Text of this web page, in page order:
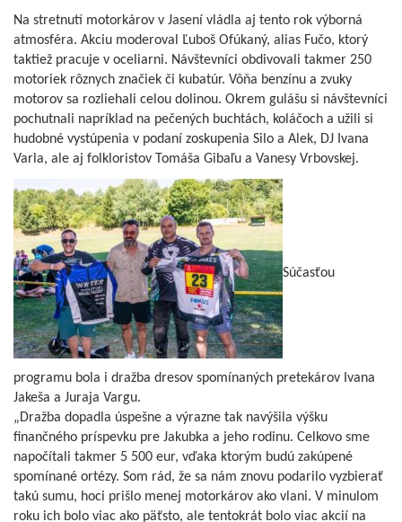
Na stretnutí motorkárov v Jasení vládla aj tento rok výborná
atmosféra. Akciu moderoval Ľuboš Ofúkaný, alias Fučo, ktorý
taktiež pracuje v oceliarni. Návštevníci obdivovali takmer 250
motoriek rôznych značiek či kubatúr. Vôňa benzínu a zvuky
motorov sa rozliehali celou dolinou. Okrem gulášu si návštevníci
pochutnali napríklad na pečených buchtách, koláčoch a užili si
hudobné vystúpenia v podaní zoskupenia Silo a Alek, DJ Ivana
Varla, ale aj folkloristov Tomáša Gibaľu a Vanesy Vrbovskej.
Súčasťou
programu bola i dražba dresov spomínaných pretekárov Ivana
Jakeša a Juraja Vargu.
„Dražba dopadla úspešne a výrazne tak navýšila výšku
finančného príspevku pre Jakubka a jeho rodinu. Celkovo sme
napočítali takmer 5 500 eur, vďaka ktorým budú zakúpené
spomínané ortézy. Som rád, že sa nám znovu podarilo vyzbierať
takú sumu, hoci prišlo menej motorkárov ako vlani. V minulom
roku ich bolo viac ako päťsto, ale tentokrát bolo viac akcií na